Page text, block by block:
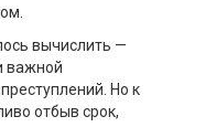
вычислить —
важной
Но к
отбыв срок,